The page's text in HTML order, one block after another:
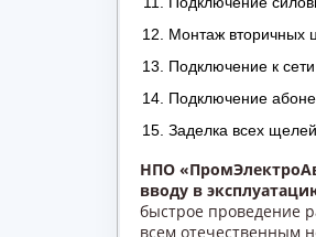
Монтаж вторичных
Подключение к
Подключение
Заделка всех
НПО
вводу в
быстрое проведение
всем отечественным